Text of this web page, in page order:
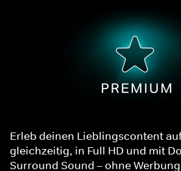
Erleb deinen Lieblingscontent
gleichzeitig, in Full HD und mit
Surround Sound – ohne